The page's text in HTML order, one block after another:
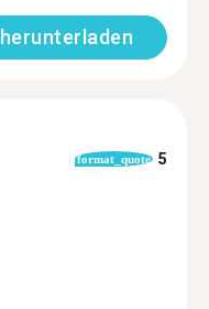
format_quote 5